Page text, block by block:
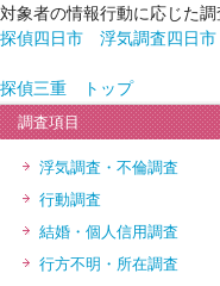
対象者の情報行動に応じた調
探偵四日市 浮気調査四日
探偵三重 トップ
調査項目
浮気調査・不倫調査
行動調査
結婚・個人信用調査
行方不明・所在調査